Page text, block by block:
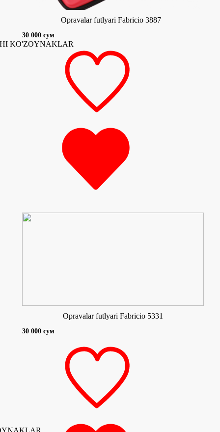
KO'ZOYNAKLAR
Opravalar futlyari Fabricio 3887
30 000 сум
Opravalar futlyari Fabricio 5331
30 000 сум